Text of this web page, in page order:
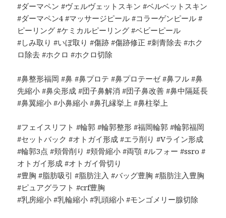
#ダーマペン #ヴェルヴェットスキン #ベルベットスキン
#ダーマペン4 #マッサージピール #コラーゲンピール #
ピーリング #ケミカルピーリング #ベビーピール
#しみ取り #いぼ取り #傷跡 #傷跡修正 #刺青除去 #ホク
ロ除去 #ホクロ #ホクロ切除
#鼻整形福岡 #鼻 #鼻プロテ #鼻プロテーゼ #鼻フル #鼻
先縮小 #鼻尖形成 #団子鼻解消 #団子鼻改善 #鼻中隔延長
#鼻翼縮小 #小鼻縮小 #鼻孔縁挙上 #鼻柱挙上
#フェイスリフト #輪郭 #輪郭整形 #福岡輪郭 #輪郭福岡
#セットバック #オトガイ形成 #エラ削り #Vライン形成
#輪郭3点 #頬骨削り #頬骨縮小 #両顎 #ルフォー #ssro #
オトガイ形成 #オトガイ骨切り
#豊胸 #脂肪吸引 #脂肪注入 #バッグ豊胸 #脂肪注入豊胸
#ピュアグラフト #crf豊胸
#乳房縮小 #乳輪縮小 #乳頭縮小 #モンゴメリー腺切除